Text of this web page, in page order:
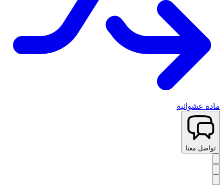
مادة عشوائية
تواصل معنا